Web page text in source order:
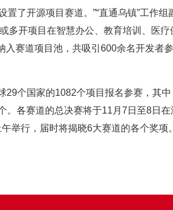
了开源项目赛道。”“直通乌镇”工作
多开项目在智慧办公、教育培训、医
赛道项目池，共吸引600余名开发者
29个国家的1082个项目报名参赛，其
各赛道的总决赛将于11月7日至8日在
举行，届时将揭晓6大赛道的各个奖项。